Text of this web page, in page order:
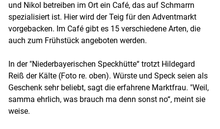
und Nikol betreiben im Ort ein Café, das auf Schmarrn
spezialisiert ist. Hier wird der Teig für den Adventmarkt
vorgebacken. Im Café gibt es 15 verschiedene Arten, die
auch zum Frühstück angeboten werden.
In der "Niederbayerischen Speckhütte“ trotzt Hildegard
Reiß der Kälte (Foto re. oben). Würste und Speck seien als
Geschenk sehr beliebt, sagt die erfahrene Marktfrau. "Weil,
samma ehrlich, was brauch ma denn sonst no“, meint sie
weise.